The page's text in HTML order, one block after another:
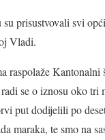
su prisustvovali svi
Vladi.
raspolaže Kantonalni
se o iznosu oko tri
put dodijelili po
maraka, te smo na